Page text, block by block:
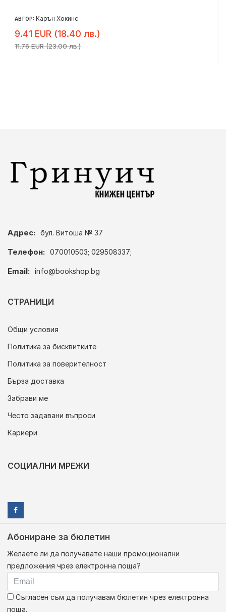
АВТОР: Карън Хокинс
9.41 EUR (18.40 лв.)
11.76 EUR (23.00 лв.)
Адрес: бул. Витоша № 37
Телефон: 070010503; 029508337;
Email: info@bookshop.bg
СТРАНИЦИ
Общи условия
Политика за бисквитките
Политика за поверителност
Бърза доставка
Забрави ме
Често задавани въпроси
Кариери
СОЦИАЛНИ МРЕЖИ
Абониране за бюлетин
Желаете ли да получавате наши промоционални
предложения чрез електронна поща?
Съгласен съм да получавам бюлетин чрез електронна
поща.